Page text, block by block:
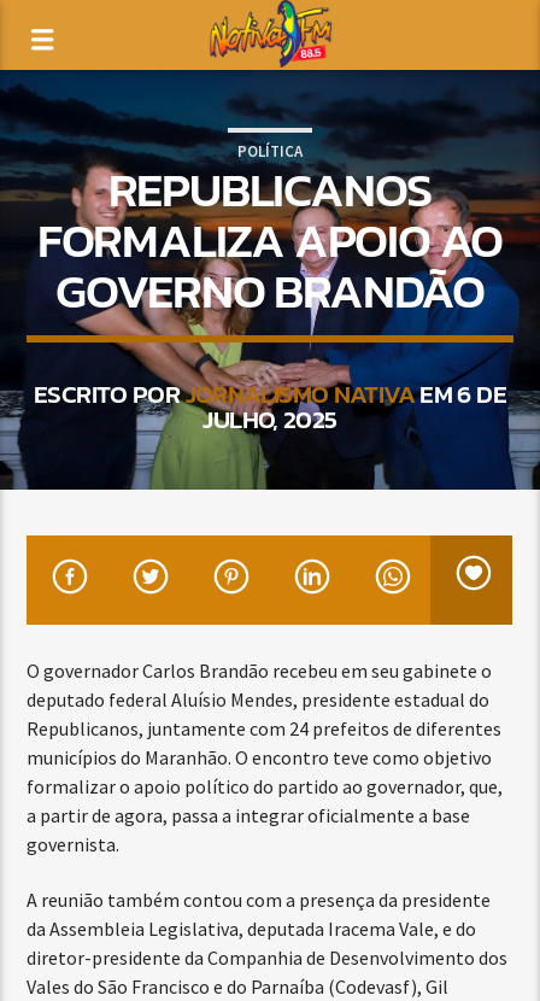
POLÍTICA
REPUBLICANOS
FORMALIZA APOIO AO
GOVERNO BRANDÃO
ESCRITO PORJORNALISMO NATIVAEM 6 DE
JULHO, 2025
O governador Carlos Brandão recebeu em seu gabinete o
deputado federal Aluísio Mendes, presidente estadual do
Republicanos, juntamente com 24 prefeitos de diferentes
municípios do Maranhão. O encontro teve como objetivo
formalizar o apoio político do partido ao governador, que,
a partir de agora, passa a integrar oficialmente a base
governista.
A reunião também contou com a presença da presidente
da Assembleia Legislativa, deputada Iracema Vale, e do
diretor-presidente da Companhia de Desenvolvimento dos
Vales do São Francisco e do Parnaíba (Codevasf), Gil